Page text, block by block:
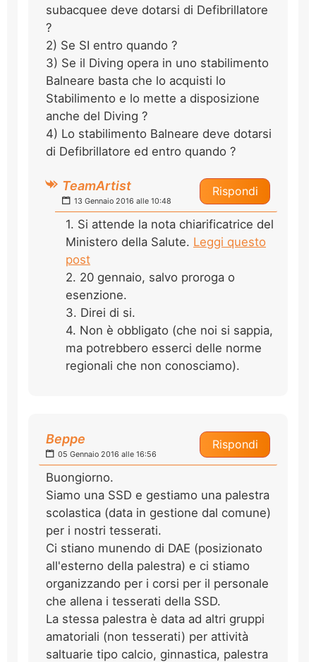
subacquee deve dotarsi di Defibrillatore
?
2) Se SI entro quando ?
3) Se il Diving opera in uno stabilimento
Balneare basta che lo acquisti lo
Stabilimento e lo mette a disposizione
anche del Diving ?
4) Lo stabilimento Balneare deve dotarsi
di Defibrillatore ed entro quando ?
Rispondi
TeamArtist
13 Gennaio 2016 alle 10:48
1. Si attende la nota chiarificatrice del
Ministero della Salute. Leggi questo
post
2. 20 gennaio, salvo proroga o
esenzione.
3. Direi di si.
4. Non è obbligato (che noi si sappia,
ma potrebbero esserci delle norme
regionali che non conosciamo).
Rispondi
Beppe
05 Gennaio 2016 alle 16:56
Buongiorno.
Siamo una SSD e gestiamo una palestra
scolastica (data in gestione dal comune)
per i nostri tesserati.
Ci stiano munendo di DAE (posizionato
all'esterno della palestra) e ci stiamo
organizzando per i corsi per il personale
che allena i tesserati della SSD.
La stessa palestra è data ad altri gruppi
amatoriali (non tesserati) per attività
saltuarie tipo calcio, ginnastica, palestra